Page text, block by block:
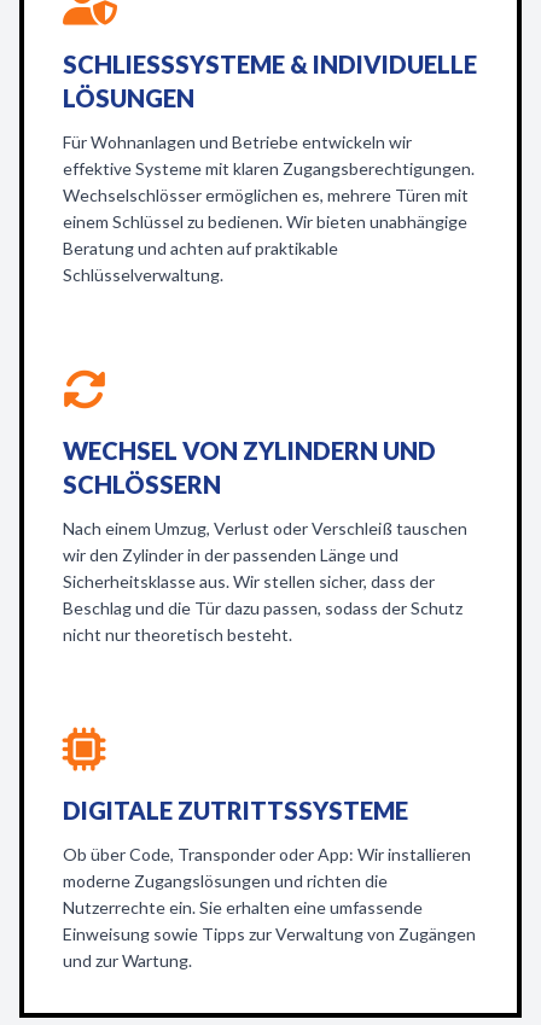
SCHLIESSSYSTEME & INDIVIDUELLE L
ÖSUNGEN
Für Wohnanlagen und Betriebe entwickeln wir
effektive Systeme mit klaren Zugangsberechtigungen.
Wechselschlösser ermöglichen es, mehrere Türen mit
einem Schlüssel zu bedienen. Wir bieten unabhängige
Beratung und achten auf praktikable
Schlüsselverwaltung.
WECHSEL VON ZYLINDERN UND
SCHLÖSSERN
Nach einem Umzug, Verlust oder Verschleiß tauschen
wir den Zylinder in der passenden Länge und
Sicherheitsklasse aus. Wir stellen sicher, dass der
Beschlag und die Tür dazu passen, sodass der Schutz
nicht nur theoretisch besteht.
DIGITALE ZUTRITTSSYSTEME
Ob über Code, Transponder oder App: Wir installieren
moderne Zugangslösungen und richten die
Nutzerrechte ein. Sie erhalten eine umfassende
Einweisung sowie Tipps zur Verwaltung von Zugängen
und zur Wartung.